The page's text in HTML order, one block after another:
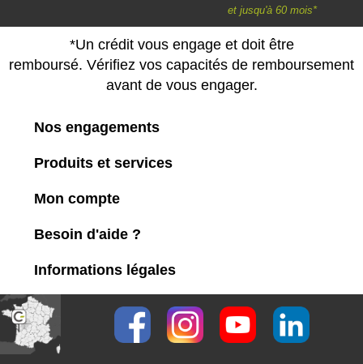
et jusqu'à 60 mois*
*Un crédit vous engage et doit être
remboursé. Vérifiez vos capacités de remboursement
avant de vous engager.
Nos engagements
Produits et services
Mon compte
Besoin d'aide ?
Informations légales